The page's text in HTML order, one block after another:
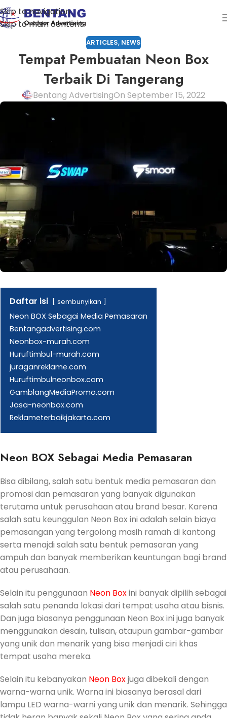
Skip to navigation
Skip to main content
ARTICLES, NEWS
Tempat Pembuatan Neon Box
Terbaik Di Tangerang
Bentang AdvertisingOn September 15, 2022
Daftar isi sembunyikan
Neon BOX Sebagai Media Pemasaran
Bentangadvertising.com
Neonbox-murah.com
Huruftimbul-murah.com
juraganreklame.com
Huruftimbulneonbox.com
GamblangMediaPromo.com
Jasa-neonbox.com
Reklameterbaikjakarta.com
Neon BOX Sebagai Media Pemasaran
Bisa dibilang, salah satu bentuk media pemasaran dan
promosi dan pemasaran yang banyak digunakan
terutama untuk perusahaan atau brand besar. Karena
salah satu keunggulan Neon Box ini adalah selain biaya
pemasangan yang tergolong masih ramah di kantong
serta menajdi salah satu bentuk pemasaran yang
ampuh dan banyak memberikan keuntungan bagi brand
atau perusahaan.
Selain itu penggunaan Neon Boxini banyak dipilih sebagai
salah satu penanda lokasi dari tempat usaha atau bisnis.
Dan juga biasanya penggunaan Neon Box ini juga banyak
menggunakan desain, tulisan, ataupun gambar-gambar
yang unik dan menarik yang bisa menjadi ciri khas
tempat usaha mereka.
Selain itu kebanyakan Neon Boxjuga dibekali dengan
warna-warna unik. Warna ini biasanya berasal dari
lampu LED warna-warni yang unik dan menarik. Sehingga